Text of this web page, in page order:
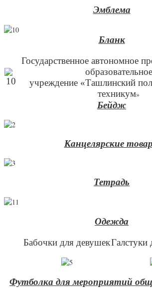
Эмблема
Бланк
Государственное автономное
образовательное
учреждение «Ташлинский
техникум»
Бейдж
Канцелярские
Тетрадь
Одежда
Бабочки для девушек
Футболка для мероприятий